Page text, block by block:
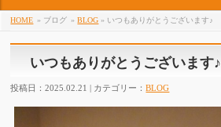
HOME » ブログ »BLOG » いつもありがとうございます♪
いつもありがとうございます♪
投稿日：2025.02.21 | カテゴリー：BLOG